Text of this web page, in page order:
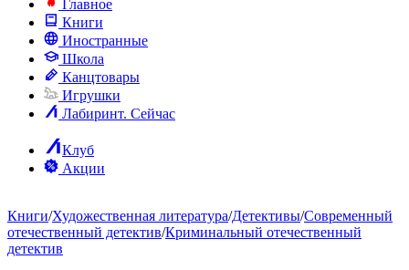
Главное
Книги
Иностранные
Школа
Канцтовары
Игрушки
Лабиринт. Сейчас
Клуб
Акции
Книги/Художественная литература/Детективы/Современный
отечественный детектив/Криминальный отечественный
детектив